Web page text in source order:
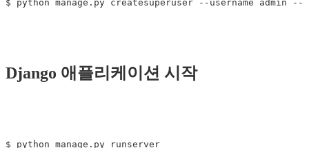
Django 애플리케이션 시작